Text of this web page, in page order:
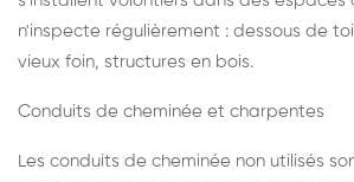
n'inspecte régulièrement : dessous de
vieux foin, structures en bois.
Conduits de cheminée et charpentes
Les conduits de cheminée non utilisés